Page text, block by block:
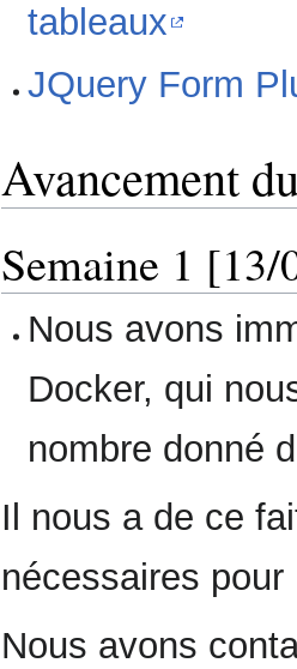
tableaux
JQuery Form
Avancement
Semaine 1
Nous avons
Docker, qui
nombre donné
Il nous a de ce
nécessaires
Nous avons